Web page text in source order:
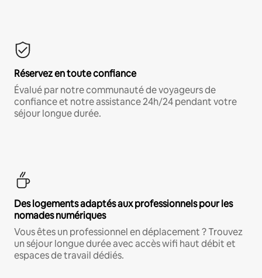
Réservez en toute confiance
Évalué par notre communauté de voyageurs de
confiance et notre assistance 24h/24 pendant votre
séjour longue durée.
Des logements adaptés aux professionnels pour les
nomades numériques
Vous êtes un professionnel en déplacement ? Trouvez
un séjour longue durée avec accès wifi haut débit et
espaces de travail dédiés.